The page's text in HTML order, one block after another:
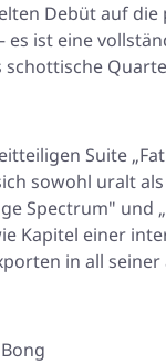
Debüt auf die
ist eine
Suite
sowohl uralt
Spectrum"
Kapitel einer
in all